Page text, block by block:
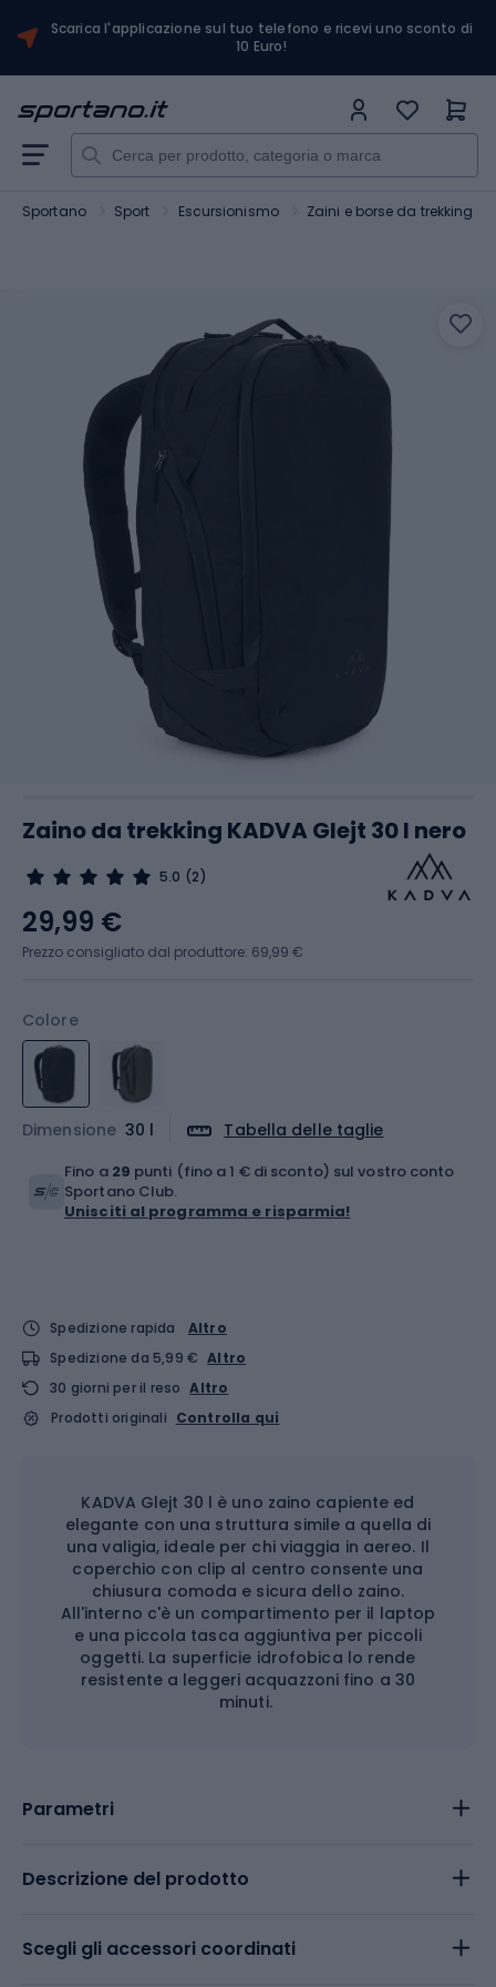
Scarica l'applicazione sul tuo telefono e ricevi uno sconto di
10 Euro!
Sportano Sport Escursionismo Zaini e borse da trekking
Zaino da trekking KADVA Glejt 30 l nero
5.0 (2)
Colore
Dimensione 30 l Tabella delle taglie
29,99 €
Prezzo consigliato dal produttore: 69,99 €
Fino a 29 punti (fino a 1 € di sconto) sul vostro conto
Sportano Club.
Unisciti al programma e risparmia!
Spedizione rapida
Altro
Spedizione da 5,99 € Altro
30 giorni per il reso Altro
Prodotti originali Controlla qui
KADVA Glejt 30 l è uno zaino capiente ed
elegante con una struttura simile a quella di
una valigia, ideale per chi viaggia in aereo. Il
coperchio con clip al centro consente una
chiusura comoda e sicura dello zaino.
All'interno c'è un compartimento per il laptop
e una piccola tasca aggiuntiva per piccoli
oggetti. La superficie idrofobica lo rende
resistente a leggeri acquazzoni fino a 30
minuti.
Parametri
Descrizione del prodotto
Scegli gli accessori coordinati